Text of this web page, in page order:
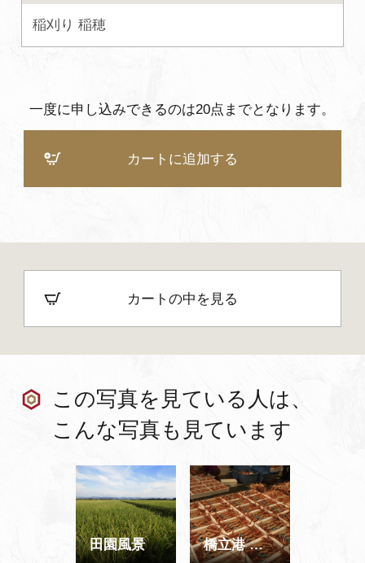
稲刈り 稲穂
一度に申し込みできるのは20点までとなります。
カートに追加する
カートの中を見る
この写真を見ている人は、
こんな写真も見ています
田園風景 橋立港 ズワイガニ（加能ガニ）